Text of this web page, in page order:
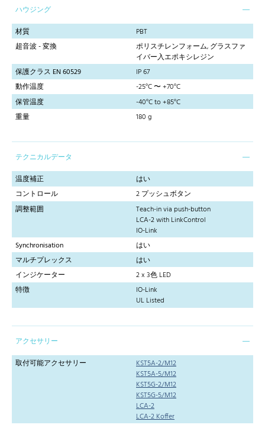
ハウジング
材質
PBT
超音波 - 変換
ポリスチレンフォーム, グラスファ
イバー入エポキシレジン
保護クラス EN 60529
IP 67
動作温度
-25°C 〜 +70°C
保管温度
-40°C to +85°C
重量
180 g
テクニカルデータ
温度補正
はい
コントロール
2 プッシュボタン
調整範囲
Teach-in via push-button
LCA-2 with LinkControl
IO-Link
Synchronisation
はい
マルチプレックス
はい
インジケーター
2 x 3色 LED
特徴
IO-Link
UL Listed
アクセサリー
取付可能アクセサリー
KST5A-2/M12
KST5A-5/M12
KST5G-2/M12
KST5G-5/M12
LCA-2
LCA-2 Koffer